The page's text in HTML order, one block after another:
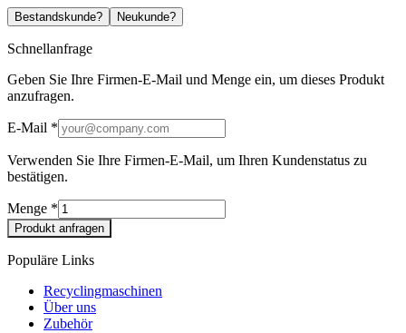
Bestandskunde? Neukunde?
Schnellanfrage
Geben Sie Ihre Firmen-E-Mail und Menge ein, um dieses Produkt
anzufragen.
E-Mail *
Verwenden Sie Ihre Firmen-E-Mail, um Ihren Kundenstatus zu
bestätigen.
Menge *
Produkt anfragen
Populäre Links
Recyclingmaschinen
Über uns
Zubehör